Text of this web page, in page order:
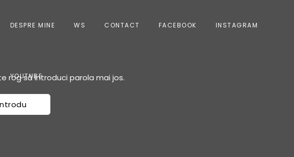
DESPRE MINE WS CONTACT FACEBOOK INSTAGRAM
YOUTUBE
rog să introduci parola mai jos.